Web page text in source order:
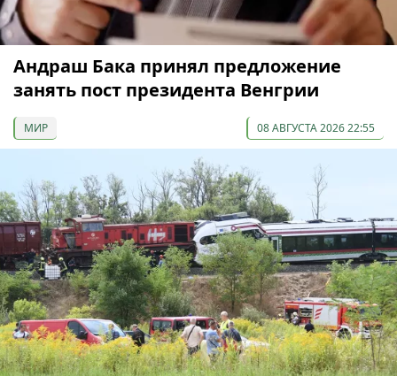
Андраш Бака принял предложение
занять пост президента Венгрии
МИР 08 АВГУСТА 2026 22:55